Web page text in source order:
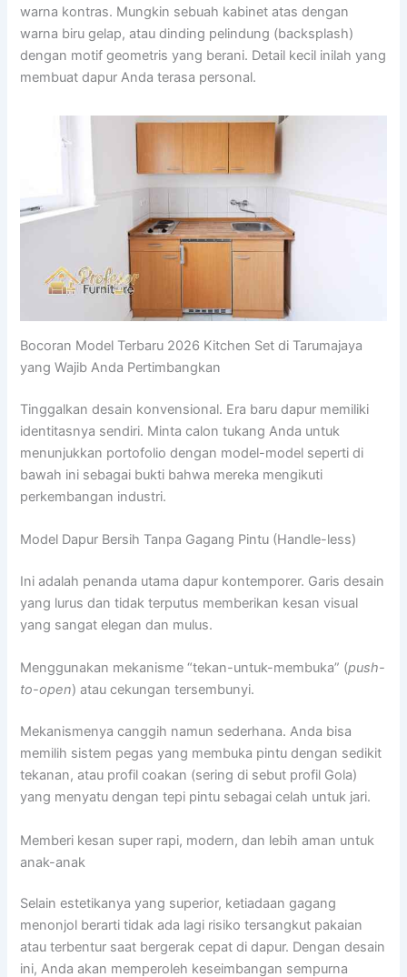
warna kontras. Mungkin sebuah kabinet atas dengan
warna biru gelap, atau dinding pelindung (backsplash)
dengan motif geometris yang berani. Detail kecil inilah yang
membuat dapur Anda terasa personal.
Bocoran Model Terbaru 2026 Kitchen Set di Tarumajaya
yang Wajib Anda Pertimbangkan
Tinggalkan desain konvensional. Era baru dapur memiliki
identitasnya sendiri. Minta calon tukang Anda untuk
menunjukkan portofolio dengan model-model seperti di
bawah ini sebagai bukti bahwa mereka mengikuti
perkembangan industri.
Model Dapur Bersih Tanpa Gagang Pintu (Handle-less)
Ini adalah penanda utama dapur kontemporer. Garis desain
yang lurus dan tidak terputus memberikan kesan visual
yang sangat elegan dan mulus.
Menggunakan mekanisme “tekan-untuk-membuka” (push-
to-open) atau cekungan tersembunyi.
Mekanismenya canggih namun sederhana. Anda bisa
memilih sistem pegas yang membuka pintu dengan sedikit
tekanan, atau profil coakan (sering di sebut profil Gola)
yang menyatu dengan tepi pintu sebagai celah untuk jari.
Memberi kesan super rapi, modern, dan lebih aman untuk
anak-anak
Selain estetikanya yang superior, ketiadaan gagang
menonjol berarti tidak ada lagi risiko tersangkut pakaian
atau terbentur saat bergerak cepat di dapur. Dengan desain
ini, Anda akan memperoleh keseimbangan sempurna